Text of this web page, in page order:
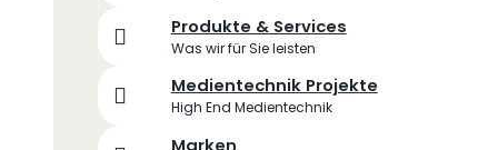
Produkte & Services
Was wir für Sie leisten
Medientechnik Projekte
High End Medientechnik
Marken